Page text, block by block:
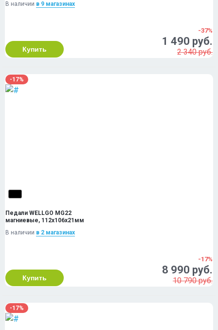
В наличии в 9 магазинах
Купить
-37%
1 490 руб.
2 340 руб.
-17%
Педали WELLGO MG22
магниевые, 112х106х21мм
В наличии в 2 магазинах
Купить
-17%
8 990 руб.
10 790 руб.
-17%